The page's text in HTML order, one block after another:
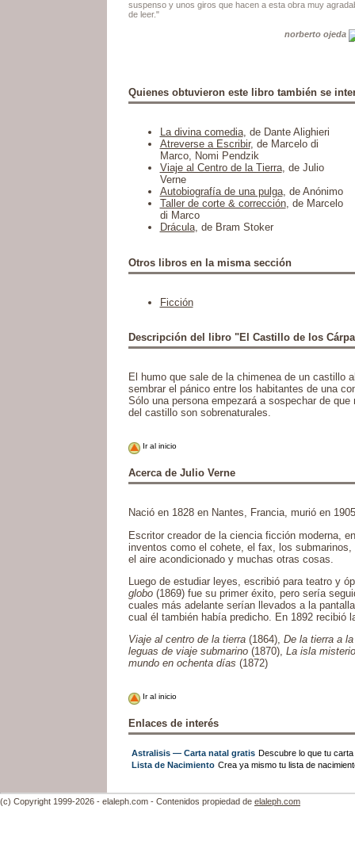
suspenso y unos giros que hacen a esta obra muy
de leer."
norberto ojeda
Quienes obtuvieron este libro también se
La divina comedia, de Dante Alighieri
Atreverse a Escribir, de Marcelo di
Marco, Nomi Pendzik
Viaje al Centro de la Tierra, de Julio
Verne
Autobiografía de una pulga, de Anónimo
Taller de corte & corrección, de Marcelo
di Marco
Drácula, de Bram Stoker
Otros libros en la misma sección
Ficción
Descripción del libro "El Castillo de los
El humo que sale de la chimenea de un castillo
sembrar el pánico entre los habitantes de una
Sólo una persona empezará a sospechar de
del castillo son sobrenaturales.
Ir al inicio
Acerca de Julio Verne
Nació en 1828 en Nantes, Francia, murió en 1905
Escritor creador de la ciencia ficción moderna,
inventos como el cohete, el fax, los
el aire acondicionado y muchas otras cosas.
Luego de estudiar leyes, escribió para teatro y
globo(1869) fue su primer éxito, pero sería
cuales más adelante serían llevados a la
cual él también había predicho. En 1892 recibió
Viaje al centro de la tierra(1864), De la tierra a
leguas de viaje submarino(1870), La isla
mundo en ochenta días (1872)
Ir al inicio
Enlaces de interés
Astralisis — Carta natal gratis Descubre lo que tu
Lista de Nacimiento Crea ya mismo tu lista de
(c) Copyright 1999-2026 - elaleph.com - Contenidos propiedad de elaleph.com